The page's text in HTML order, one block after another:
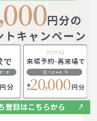
もっと見る